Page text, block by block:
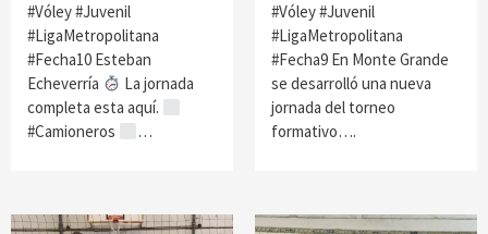
#Vóley #Juvenil
#LigaMetropolitana
#Fecha10 Esteban
Echeverría
La jornada
completa esta aquí.
#Camioneros
…
#Vóley #Juvenil
#LigaMetropolitana
#Fecha9 En Monte Grande
se desarrolló una nueva
jornada del torneo
formativo….